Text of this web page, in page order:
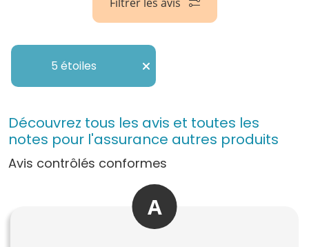
5 étoiles
Découvrez tous les avis et toutes les
notes pour l'assurance autres produits
Avis contrôlés conformes
A